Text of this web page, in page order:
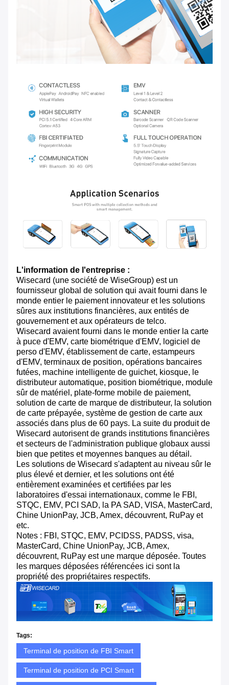
L'information de l'entreprise :
Wisecard (une société de WiseGroup) est un
fournisseur global de solution qui avait fourni dans le
monde entier le paiement innovateur et les solutions
sûres aux institutions financières, aux entités de
gouvernement et aux opérateurs de telco.
Wisecard avaient fourni dans le monde entier la carte
à puce d'EMV, carte biométrique d'EMV, logiciel de
perso d'EMV, établissement de carte, estampeurs
d'EMV, terminaux de position, opérations bancaires
futées, machine intelligente de guichet, kiosque, le
distributeur automatique, position biométrique, module
sûr de matériel, plate-forme mobile de paiement,
solution de carte de marque de distributeur, la solution
de carte prépayée, système de gestion de carte aux
associés dans plus de 60 pays. La suite du produit de
Wisecard autorisent de grands institutions financières
et secteurs de l'administration publique globaux aussi
bien que petites et moyennes banques au détail.
Les solutions de Wisecard s'adaptent au niveau sûr le
plus élevé et dernier, et les solutions ont été
entièrement examinées et certifiées par les
laboratoires d'essai internationaux, comme le FBI,
STQC, EMV, PCI SAD, la PA SAD, VISA, MasterCard,
Chine UnionPay, JCB, Amex, découvrent, RuPay et
etc.
Notes : FBI, STQC, EMV, PCIDSS, PADSS, visa,
MasterCard, Chine UnionPay, JCB, Amex,
découvrent, RuPay est une marque déposée. Toutes
les marques déposées référencées ici sont la
propriété des propriétaires respectifs.
Tags:
Terminal de position de FBI Smart
Terminal de position de PCI Smart